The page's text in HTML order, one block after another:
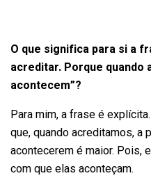
O que significa para si a
acreditar. Porque quando
acontecem”?
Para mim, a frase é
que, quando acreditamos,
acontecerem é maior.
com que elas aconteçam.